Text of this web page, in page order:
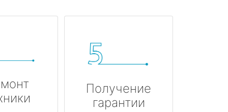
Получение
гарантии